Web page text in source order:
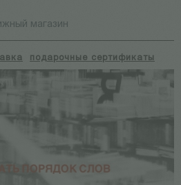
магазин
подарочные сертификаты